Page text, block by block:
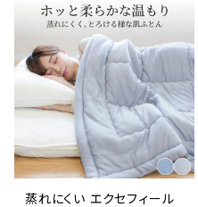
蒸れにくい エクセフィール